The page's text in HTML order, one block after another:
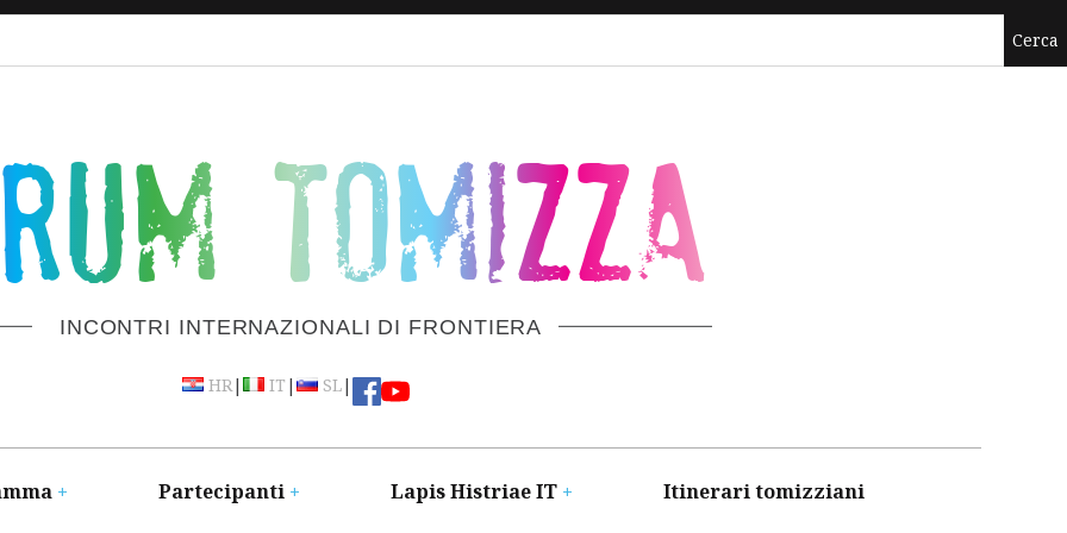
TOMIZZA
INCONTRI INTERNAZIONALI DI FRONTIERA
HR| IT | SL|
Partecipanti Lapis Histriae IT Itinerari tomizziani